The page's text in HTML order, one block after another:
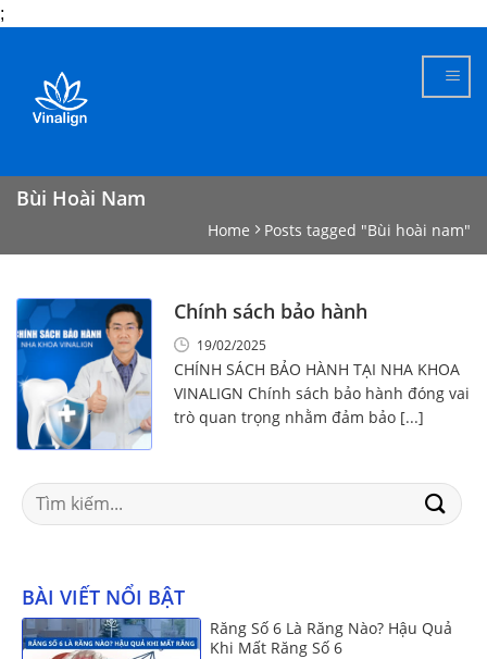
;
content
Bùi Hoài Nam
Home Posts tagged "Bùi hoài nam"
Chính sách bảo hành
19/02/2025
CHÍNH SÁCH BẢO HÀNH TẠI NHA KHOA
VINALIGN Chính sách bảo hành đóng vai
trò quan trọng nhằm đảm bảo [...]
Search
for:
BÀI VIẾT NỔI BẬT
Răng Số 6 Là Răng Nào? Hậu Quả
Khi Mất Răng Số 6